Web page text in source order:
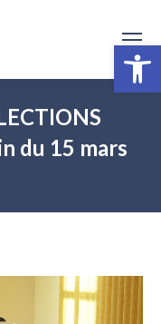
du 15 mars